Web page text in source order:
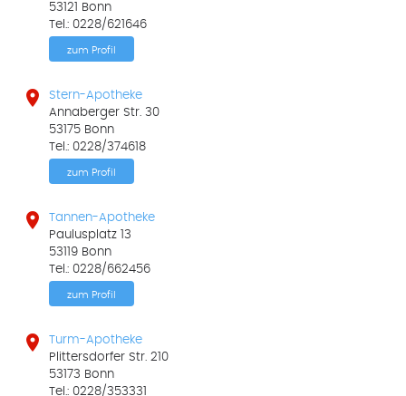
53121 Bonn
Tel.: 0228/621646
zum Profil

Stern-Apotheke
Annaberger Str. 30
53175 Bonn
Tel.: 0228/374618
zum Profil

Tannen-Apotheke
Paulusplatz 13
53119 Bonn
Tel.: 0228/662456
zum Profil

Turm-Apotheke
Plittersdorfer Str. 210
53173 Bonn
Tel.: 0228/353331